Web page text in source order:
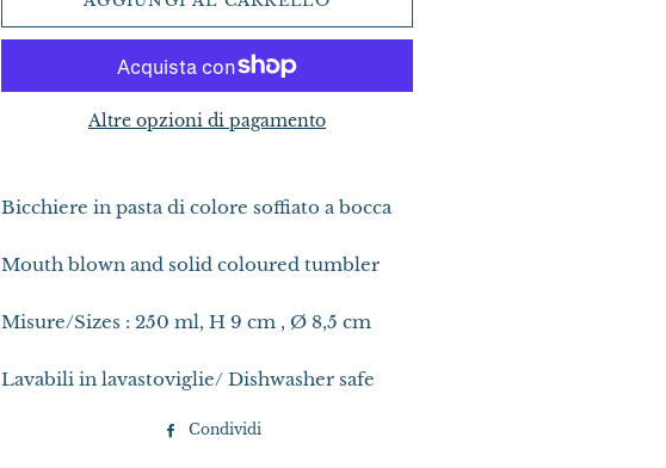
Altre opzioni di pagamento
Bicchiere in pasta di colore soffiato a bocca
Mouth blown and solid coloured tumbler
Misure/Sizes : 250 ml, H 9 cm , Ø 8,5 cm
Lavabili in lavastoviglie/ Dishwasher safe
Condividi